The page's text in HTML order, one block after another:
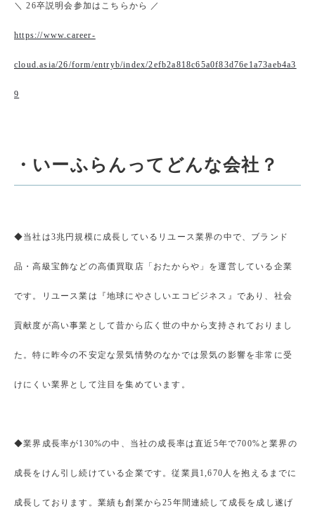
＼ 26卒説明会参加はこちらから ／
https://www.career-
cloud.asia/26/form/entryb/index/2efb2a818c65a0f83d76e1a73aeb4a3
9
・いーふらんってどんな会社？
◆当社は3兆円規模に成長しているリユース業界の中で、ブランド
品・高級宝飾などの高価買取店「おたからや」を運営している企業
です。リユース業は『地球にやさしいエコビジネス』であり、社会
貢献度が高い事業として昔から広く世の中から支持されておりまし
た。特に昨今の不安定な景気情勢のなかでは景気の影響を非常に受
けにくい業界として注目を集めています。
◆業界成長率が130%の中、当社の成長率は直近5年で700%と業界の
成長をけん引し続けている企業です。従業員1,670人を抱えるまでに
成長しております。業績も創業から25年間連続して成長を成し遂げ